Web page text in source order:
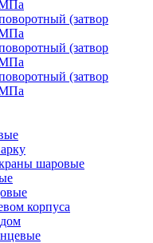
(затвор
(затвор
(затвор
шаровые
корпуса